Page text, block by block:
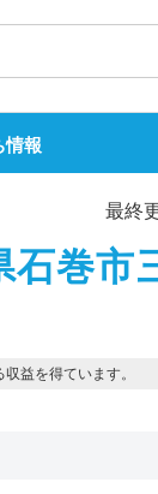
情報
最終
巻市
益を得ています。